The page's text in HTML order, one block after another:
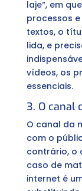
laje“, em
processos
textos, o
lida, e
vídeos, os
essenciais.
3. O canal
O canal da
com o
contrário, o
caso de
internet é